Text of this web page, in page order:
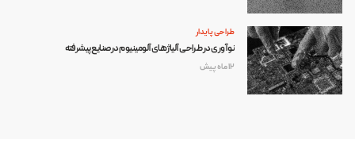
طراحی پایدار
نوآوری در طراحی آلیاژهای آلومینیوم در صنایع پیشرفته
12 ماه پیش